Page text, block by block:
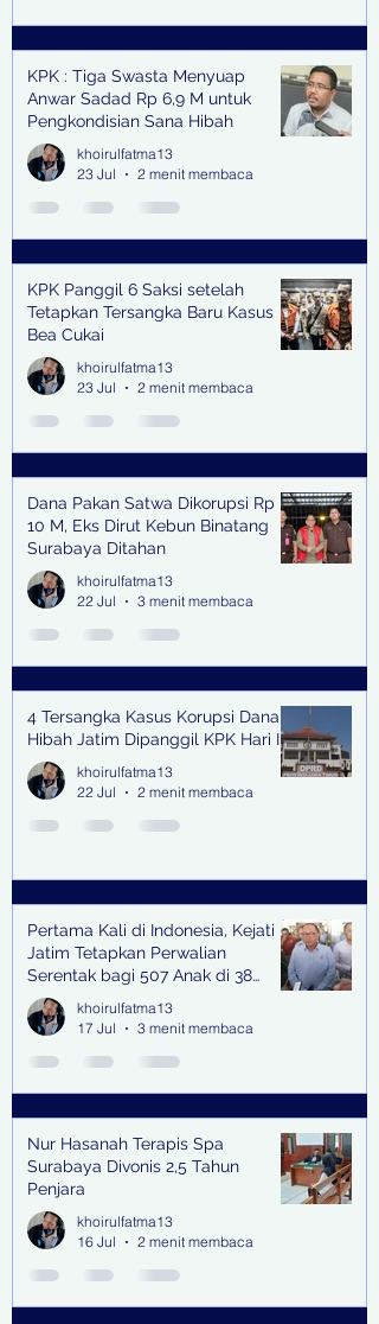
KPK : Tiga Swasta Menyuap
Anwar Sadad Rp 6,9 M untuk
Pengkondisian Sana Hibah
khoirulfatma13
23 Jul
2 menit membaca
KPK Panggil 6 Saksi setelah
Tetapkan Tersangka Baru Kasus
Bea Cukai
khoirulfatma13
23 Jul
2 menit membaca
Dana Pakan Satwa Dikorupsi Rp
10 M, Eks Dirut Kebun Binatang
Surabaya Ditahan
khoirulfatma13
22 Jul
3 menit membaca
4 Tersangka Kasus Korupsi Dana
Hibah Jatim Dipanggil KPK Hari Ini
khoirulfatma13
22 Jul
2 menit membaca
Pertama Kali di Indonesia, Kejati
Jatim Tetapkan Perwalian
Serentak bagi 507 Anak di 38
Kabupaten & Kota
khoirulfatma13
17 Jul
3 menit membaca
Nur Hasanah Terapis Spa
Surabaya Divonis 2,5 Tahun
Penjara
khoirulfatma13
16 Jul
2 menit membaca